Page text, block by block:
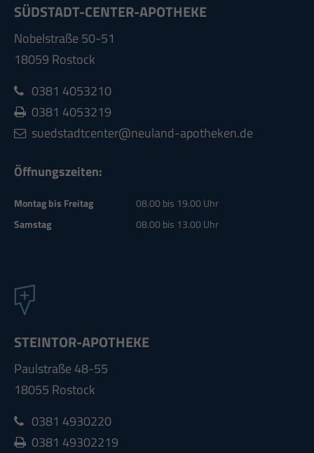
SÜDSTADT-CENTER-APOTHEKE
Nobelstraße 50-51
18059 Rostock
0381 4053210
0381 4053219
suedstadtcenter@neuland-apotheken.de
Öffnungszeiten:
Montag bis Freitag
08.00 bis 19.00 Uhr
Samstag
08.00 bis 13.00 Uhr
STEINTOR-APOTHEKE
Paulstraße 48-55
18055 Rostock
0381 4930220
0381 49302219